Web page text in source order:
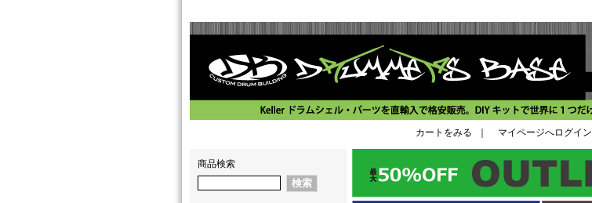
カートをみる マイページへログイン
商品検索